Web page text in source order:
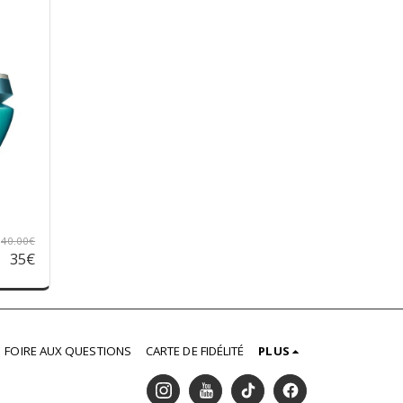
40.00€
35€
FOIRE AUX QUESTIONS CARTE DE FIDÉLITÉ PLUS